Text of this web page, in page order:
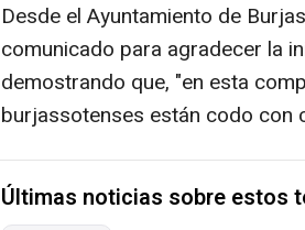
Desde el Ayuntamiento de
comunicado para agradecer la
demostrando que, "en esta
burjassotenses están codo con
Últimas noticias sobre estos